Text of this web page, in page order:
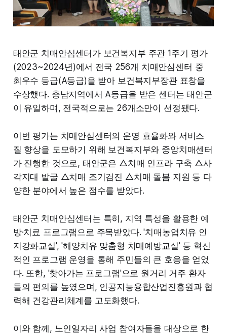
태안군 치매안심센터가 보건복지부 주관 1주기 평가
(2023~2024년)에서 전국 256개 치매안심센터 중
최우수 등급(A등급)을 받아 보건복지부장관 표창을
수상했다. 충남지역에서 A등급을 받은 센터는 태안군
이 유일하며, 전국적으로는 26개소만이 선정됐다.
이번 평가는 치매안심센터의 운영 효율화와 서비스
질 향상을 도모하기 위해 보건복지부와 중앙치매센터
가 진행한 것으로, 태안군은 △치매 인프라 구축 △사
각지대 발굴 △치매 조기검진 △치매 돌봄 지원 등 다
양한 분야에서 높은 점수를 받았다.
태안군 치매안심센터는 특히, 지역 특성을 활용한 예
방·치료 프로그램으로 주목받았다. '치매농업치유 인
지강화교실', '해양치유 맞춤형 치매예방교실' 등 혁신
적인 프로그램 운영을 통해 주민들의 큰 호응을 얻었
다. 또한, '찾아가는 프로그램'으로 원거리 거주 환자
들의 편의를 높였으며, 인공지능융합산업진흥원과 협
력해 건강관리체계를 고도화했다.
이와 함께, 노인일자리 사업 참여자들을 대상으로 한